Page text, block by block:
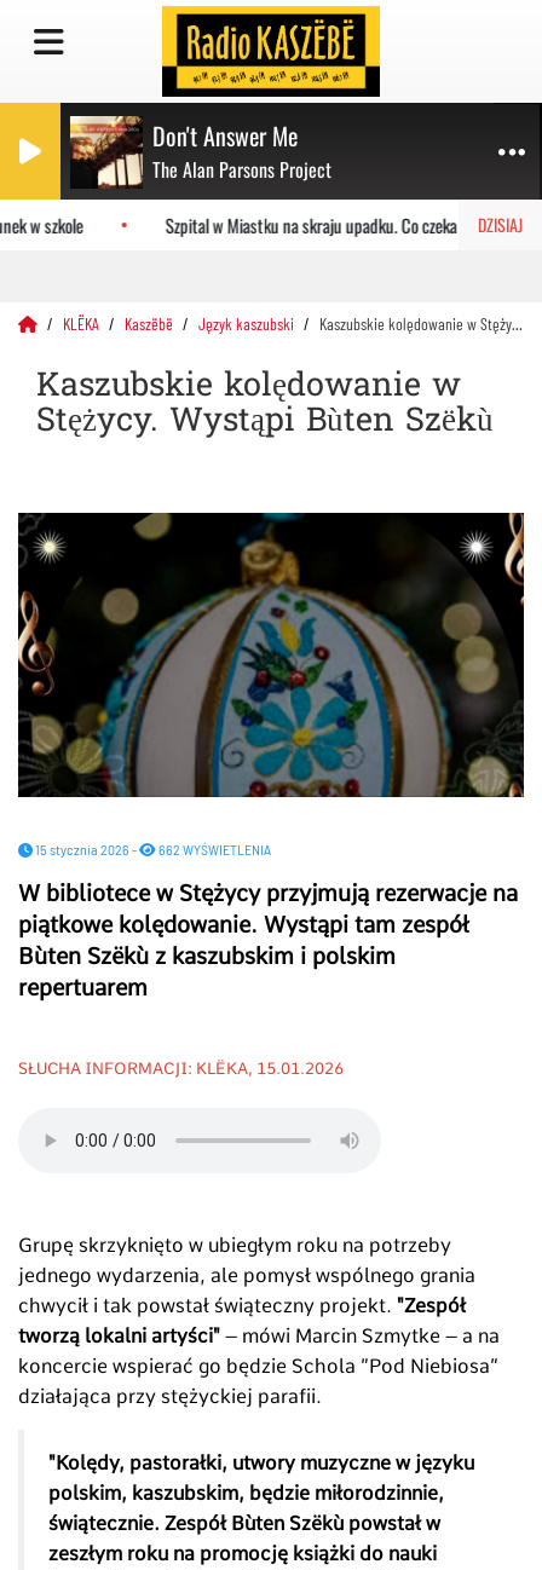
Don't Answer Me
The Alan Parsons Project
DZISIAJ
w szkole Szpital w Miastku na skraju upadku. Co czeka placówkę?
KLËKA Kaszëbë Język kaszubski Kaszubskie kolędowanie w Stężycy. Wystąpi Bùten Szëkù
Kaszubskie kolędowanie w
Stężycy. Wystąpi Bùten Szëkù
15 stycznia 2026 - 662 WYŚWIETLENIA
W bibliotece w Stężycy przyjmują rezerwacje na
piątkowe kolędowanie. Wystąpi tam zespół
Bùten Szëkù z kaszubskim i polskim
repertuarem
SŁUCHA INFORMACJI: KLËKA, 15.01.2026
Grupę skrzyknięto w ubiegłym roku na potrzeby
jednego wydarzenia, ale pomysł wspólnego grania
chwycił i tak powstał świąteczny projekt. "Zespół
tworzą lokalni artyści" – mówi Marcin Szmytke – a na
koncercie wspierać go będzie Schola ”Pod Niebiosa”
działająca przy stężyckiej parafii.
"Kolędy, pastorałki, utwory muzyczne w języku
polskim, kaszubskim, będzie miłorodzinnie,
świątecznie. Zespół Bùten Szëkù powstał w
zeszłym roku na promocję książki do nauki